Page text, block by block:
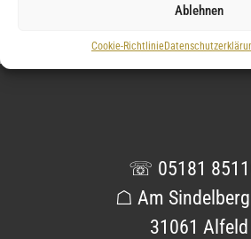
Ablehnen
Cookie-Richtlinie
☏ 05181
☖ Am
31061 Alfeld